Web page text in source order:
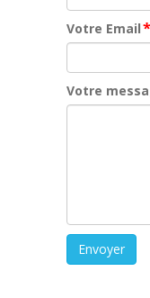
Votre Email*
Votre